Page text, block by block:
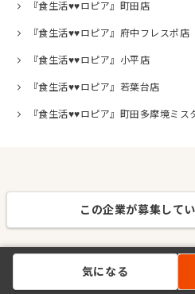
『食生活♥♥ロピア』町田店
『食生活♥♥ロピア』府中フレスポ店
『食生活♥♥ロピア』小平店
『食生活♥♥ロピア』若葉台店
『食生活♥♥ロピア』町田多摩境ミス
この企業が募集して
気になる